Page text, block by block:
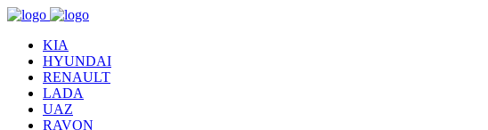
KIA
HYUNDAI
RENAULT
LADA
UAZ
RAVON